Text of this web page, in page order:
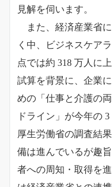
見解を伺います。
また、経済産業省
く中、ビジネスケア
点では約 318 万人に
試算を背景に、企業
めの「仕事と介護の
ドライン」が今年の
厚生労働省の調査結
備は進んでいるが趣
者への周知・取得を